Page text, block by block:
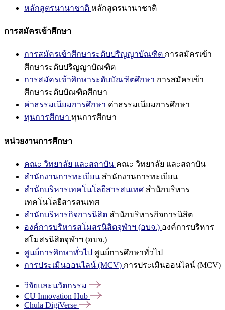
หลักสูตรนานาชาติ หลักสูตรนานาชาติ
การสมัครเข้าศึกษา
การสมัครเข้าศึกษาระดับปริญญาบัณฑิต การสมัครเข้า
ศึกษาระดับปริญญาบัณฑิต
การสมัครเข้าศึกษาระดับบัณฑิตศึกษา การสมัครเข้า
ศึกษาระดับบัณฑิตศึกษา
ค่าธรรมเนียมการศึกษา ค่าธรรมเนียมการศึกษา
ทุนการศึกษา ทุนการศึกษา
หน่วยงานการศึกษา
คณะ วิทยาลัย และสถาบัน คณะ วิทยาลัย และสถาบัน
สำนักงานการทะเบียน สำนักงานการทะเบียน
สำนักบริหารเทคโนโลยีสารสนเทศ สำนักบริหาร
เทคโนโลยีสารสนเทศ
สำนักบริหารกิจการนิสิต สำนักบริหารกิจการนิสิต
องค์การบริหารสโมสรนิสิตจุฬาฯ (อบจ.) องค์การบริหาร
สโมสรนิสิตจุฬาฯ (อบจ.)
ศูนย์การศึกษาทั่วไป ศูนย์การศึกษาทั่วไป
การประเมินออนไลน์ (MCV) การประเมินออนไลน์ (MCV)
วิจัยและนวัตกรรม
CU Innovation Hub
Chula DigiVerse